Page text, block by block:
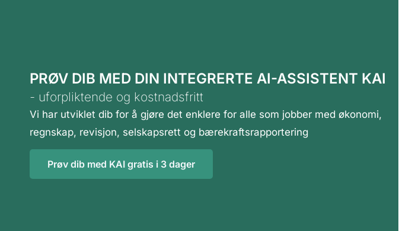
PRØV DIB MED DIN INTEGRERTE AI-ASSISTENT KAI
- uforpliktende og kostnadsfritt
Vi har utviklet dib for å gjøre det enklere for alle som jobber med økonomi,
regnskap, revisjon, selskapsrett og bærekraftsrapportering
Prøv dib med KAI gratis i 3 dager